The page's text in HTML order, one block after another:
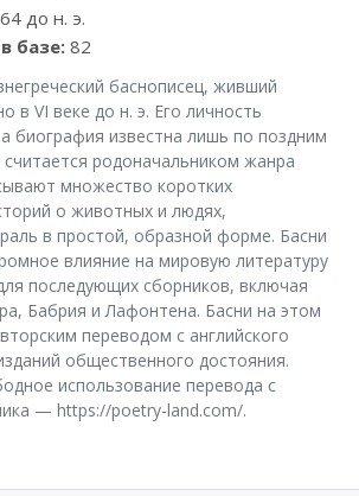
до н. э.
базе: 82
баснописец, живший
в VI веке до н. э. Его личность
биография известна лишь по поздним
родоначальником жанра
множество коротких
о животных и людях,
в простой, образной форме. Басни
влияние на мировую литературу
последующих сборников, включая
Бабрия и Лафонтена. Басни на этом
переводом с английского
общественного достояния.
использование перевода с
— https://poetry-land.com/.